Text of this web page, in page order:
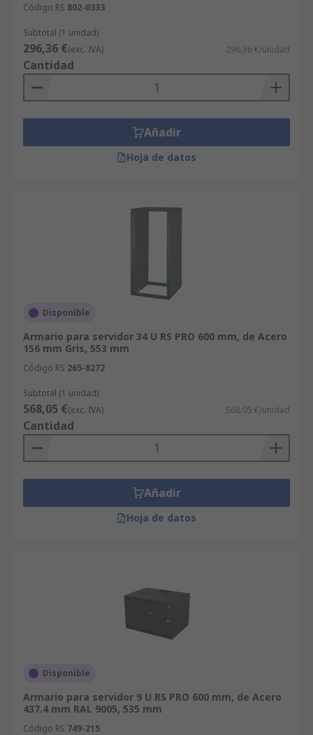
Código RS 802-0333
Subtotal (1 unidad)
296,36 €(exc. IVA) 296,36 €/unidad
Cantidad
Añadir
Hoja de datos
Disponible
Armario para servidor 34 U RS PRO 600 mm, de Acero
156 mm Gris, 553 mm
Código RS 265-8272
Subtotal (1 unidad)
568,05 €(exc. IVA) 568,05 €/unidad
Cantidad
Añadir
Hoja de datos
Disponible
Armario para servidor 9 U RS PRO 600 mm, de Acero
437.4 mm RAL 9005, 535 mm
Código RS 749-215